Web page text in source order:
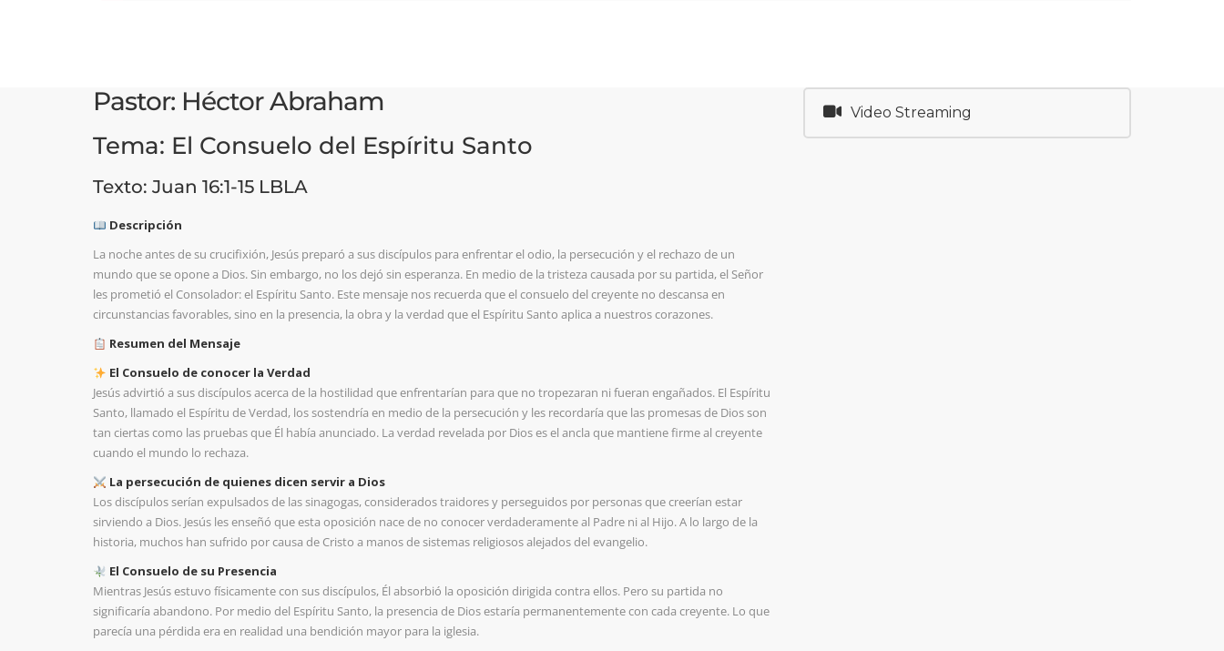
Pastor: Héctor Abraham
Tema: El Consuelo del Espíritu Santo
Texto: Juan 16:1-15 LBLA
Descripción
La noche antes de su crucifixión, Jesús preparó a sus discípulos para enfrentar el odio, la persecución y el rechazo de un
mundo que se opone a Dios. Sin embargo, no los dejó sin esperanza. En medio de la tristeza causada por su partida, el Señor
les prometió el Consolador: el Espíritu Santo. Este mensaje nos recuerda que el consuelo del creyente no descansa en
circunstancias favorables, sino en la presencia, la obra y la verdad que el Espíritu Santo aplica a nuestros corazones.
Resumen del Mensaje
El Consuelo de conocer la Verdad
Jesús advirtió a sus discípulos acerca de la hostilidad que enfrentarían para que no tropezaran ni fueran engañados. El Espíritu
Santo, llamado el Espíritu de Verdad, los sostendría en medio de la persecución y les recordaría que las promesas de Dios son
tan ciertas como las pruebas que Él había anunciado. La verdad revelada por Dios es el ancla que mantiene firme al creyente
cuando el mundo lo rechaza.
La persecución de quienes dicen servir a Dios
Los discípulos serían expulsados de las sinagogas, considerados traidores y perseguidos por personas que creerían estar
sirviendo a Dios. Jesús les enseñó que esta oposición nace de no conocer verdaderamente al Padre ni al Hijo. A lo largo de la
historia, muchos han sufrido por causa de Cristo a manos de sistemas religiosos alejados del evangelio.
El Consuelo de su Presencia
Mientras Jesús estuvo físicamente con sus discípulos, Él absorbió la oposición dirigida contra ellos. Pero su partida no
significaría abandono. Por medio del Espíritu Santo, la presencia de Dios estaría permanentemente con cada creyente. Lo que
parecía una pérdida era en realidad una bendición mayor para la iglesia.
Video Streaming